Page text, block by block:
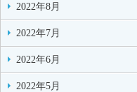
2022年8月
2022年7月
2022年6月
2022年5月